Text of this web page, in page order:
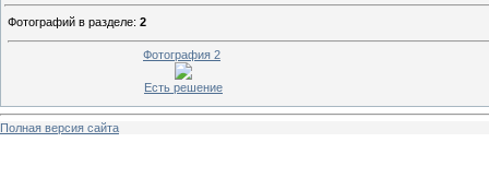
Фотографий в разделе: 2
Фотография 2
Есть решение
Полная версия сайта